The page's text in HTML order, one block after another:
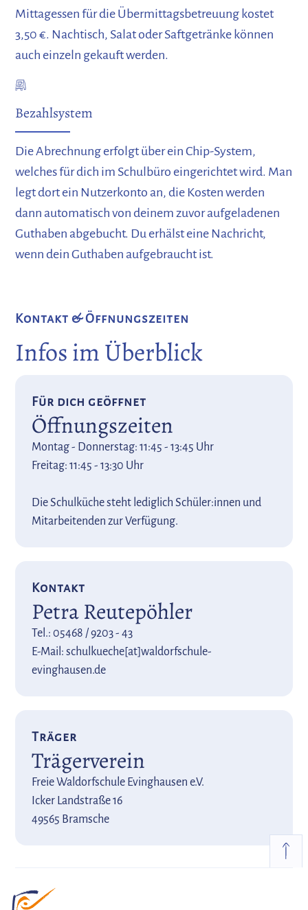
Mittagessen für die Übermittagsbetreuung kostet
3,50 €. Nachtisch, Salat oder Saftgetränke können
auch einzeln gekauft werden.
Bezahlsystem
Die Abrechnung erfolgt über ein Chip-System,
welches für dich im Schulbüro eingerichtet wird. Man
legt dort ein Nutzerkonto an, die Kosten werden
dann automatisch von deinem zuvor aufgeladenen
Guthaben abgebucht. Du erhälst eine Nachricht,
wenn dein Guthaben aufgebraucht ist.
Kontakt & Öffnungszeiten
Infos im Überblick
Für dich geöffnet
Öffnungszeiten
Montag - Donnerstag: 11:45 - 13:45 Uhr
Freitag: 11:45 - 13:30 Uhr
Die Schulküche steht lediglich Schüler:innen und
Mitarbeitenden zur Verfügung.
Kontakt
Petra Reutepöhler
Tel.: 05468 / 9203 - 43
E-Mail: schulkueche[at]waldorfschule-
evinghausen.de
Träger
Trägerverein
Freie Waldorfschule Evinghausen e.V.
Icker Landstraße 16
49565 Bramsche